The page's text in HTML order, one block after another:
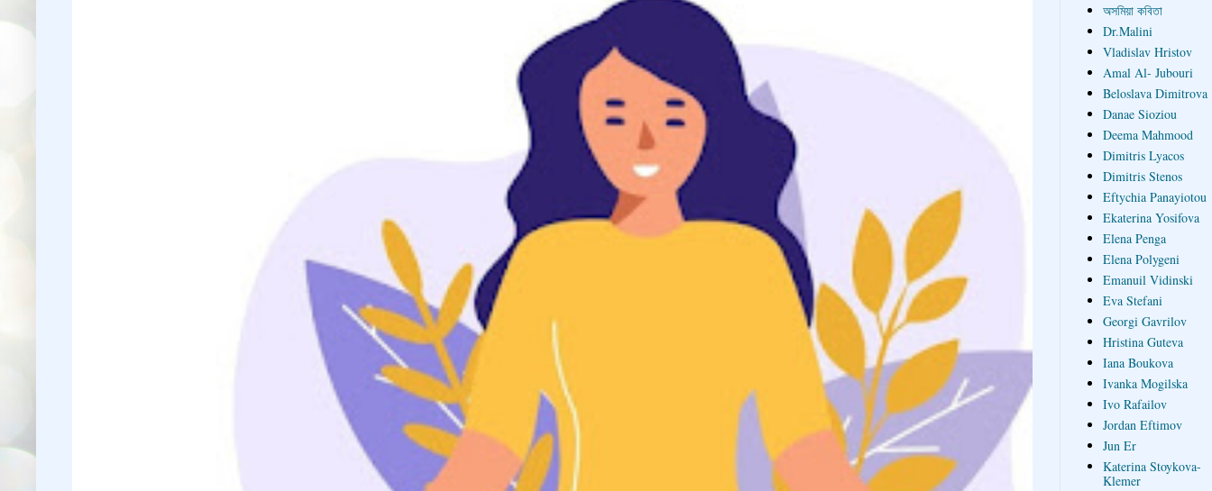
অসমিয়া কবিতা
Dr.Malini
Vladislav Hristov
Amal Al- Jubouri
Beloslava Dimitrova
Danae Sioziou
Deema Mahmood
Dimitris Lyacos
Dimitris Stenos
Eftychia Panayiotou
Ekaterina Yosifova
Elena Penga
Elena Polygeni
Emanuil Vidinski
Eva Stefani
Georgi Gavrilov
Hristina Guteva
Iana Boukova
Ivanka Mogilska
Ivo Rafailov
Jordan Eftimov
Jun Er
Katerina Stoykova-
Klemer